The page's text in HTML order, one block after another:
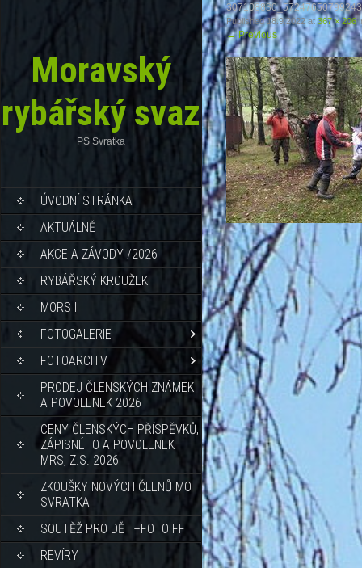
Moravský
rybářský svaz
PS Svratka
ÚVODNÍ STRÁNKA
AKTUÁLNĚ
AKCE A ZÁVODY /2026
RYBÁŘSKÝ KROUŽEK
MORS II
FOTOGALERIE
FOTOARCHIV
PRODEJ ČLENSKÝCH ZNÁMEK
A POVOLENEK 2026
CENY ČLENSKÝCH PŘÍSPĚVKŮ,
ZÁPISNÉHO A POVOLENEK
MRS, Z.S. 2026
ZKOUŠKY NOVÝCH ČLENŮ MO
SVRATKA
SOUTĚŽ PRO DĚTI+FOTO FF
REVÍRY
Published18.9.2022at367 × 206
←Previous